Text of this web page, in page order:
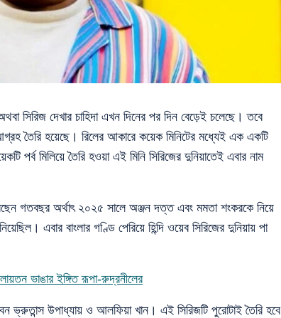
সিরিজ দেখার চাহিদা এখন দিনের পর দিন বেড়েই চলেছে। তবে
তৈরি হয়েছে। রিলের আকারে কয়েক মিনিটের মধ্যেই এক একটি
পর্ব মিলিয়ে তৈরি হওয়া এই মিনি সিরিজের দুনিয়াতেই এবার নাম
গতবছর অর্থাৎ ২০২৫ সালে অঞ্জন দত্ত এবং মমতা শংকরকে নিয়ে
এবার বাংলার গণ্ডি পেরিয়ে হিন্দি ওয়েব সিরিজের দুনিয়ায় পা
ভাঙার ইঙ্গিত রূপা-রুদ্রনীলের
ভ্রুতান্স উপাধ্যায় ও আলফিয়া খান। এই সিরিজটি পুরোটাই তৈরি হবে